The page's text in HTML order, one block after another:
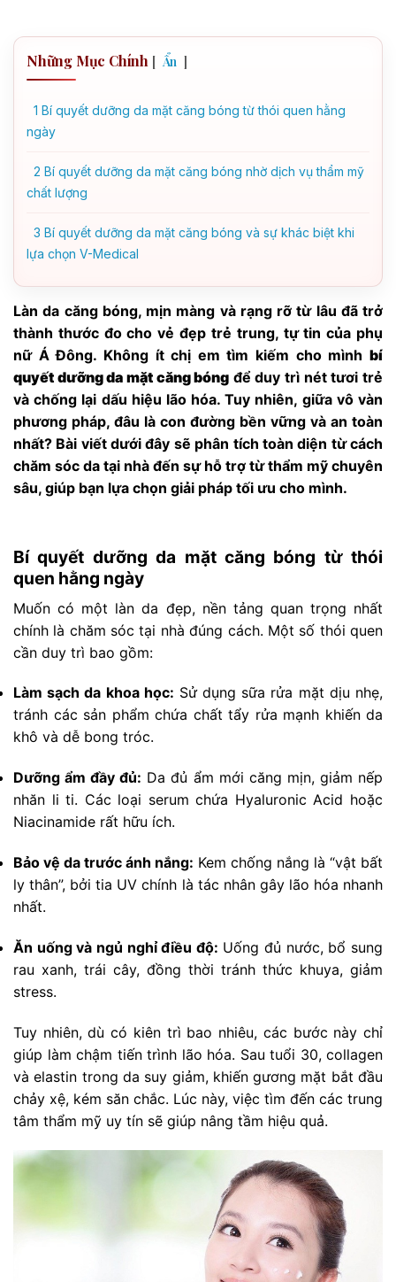
Những Mục Chính [ Ẩn ]
1 Bí quyết dưỡng da mặt căng bóng từ thói quen hằng
ngày
2 Bí quyết dưỡng da mặt căng bóng nhờ dịch vụ thẩm mỹ
chất lượng
3 Bí quyết dưỡng da mặt căng bóng và sự khác biệt khi
lựa chọn V-Medical
Làn da căng bóng, mịn màng và rạng rỡ từ lâu đã trở
thành thước đo cho vẻ đẹp trẻ trung, tự tin của phụ
nữ Á Đông. Không ít chị em tìm kiếm cho mình bí
quyết dưỡng da mặt căng bóng để duy trì nét tươi trẻ
và chống lại dấu hiệu lão hóa. Tuy nhiên, giữa vô vàn
phương pháp, đâu là con đường bền vững và an toàn
nhất? Bài viết dưới đây sẽ phân tích toàn diện từ cách
chăm sóc da tại nhà đến sự hỗ trợ từ thẩm mỹ chuyên
sâu, giúp bạn lựa chọn giải pháp tối ưu cho mình.
Bí quyết dưỡng da mặt căng bóng từ thói
quen hằng ngày
Muốn có một làn da đẹp, nền tảng quan trọng nhất
chính là chăm sóc tại nhà đúng cách. Một số thói quen
cần duy trì bao gồm:
Làm sạch da khoa học: Sử dụng sữa rửa mặt dịu nhẹ,
tránh các sản phẩm chứa chất tẩy rửa mạnh khiến da
khô và dễ bong tróc.
Dưỡng ẩm đầy đủ: Da đủ ẩm mới căng mịn, giảm nếp
nhăn li ti. Các loại serum chứa Hyaluronic Acid hoặc
Niacinamide rất hữu ích.
Bảo vệ da trước ánh nắng: Kem chống nắng là “vật bất
ly thân”, bởi tia UV chính là tác nhân gây lão hóa nhanh
nhất.
Ăn uống và ngủ nghỉ điều độ: Uống đủ nước, bổ sung
rau xanh, trái cây, đồng thời tránh thức khuya, giảm
stress.
Tuy nhiên, dù có kiên trì bao nhiêu, các bước này chỉ
giúp làm chậm tiến trình lão hóa. Sau tuổi 30, collagen
và elastin trong da suy giảm, khiến gương mặt bắt đầu
chảy xệ, kém săn chắc. Lúc này, việc tìm đến các trung
tâm thẩm mỹ uy tín sẽ giúp nâng tầm hiệu quả.